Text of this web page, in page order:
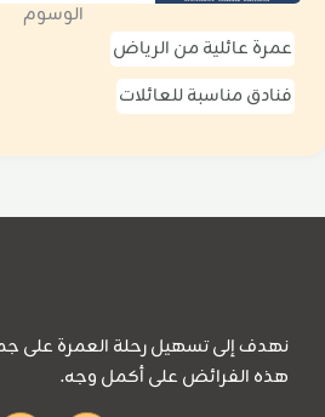
الوسوم
عمرة عائلية من الرياض
فنادق مناسبة للعائلات
نهدف إلى تسهيل رحلة العمرة على
هذه الفرائض على أكمل وجه.